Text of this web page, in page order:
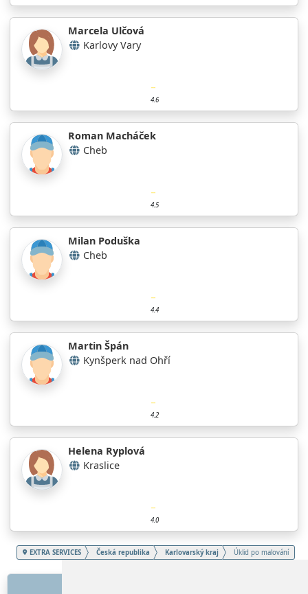
Marcela Ulčová
Karlovy Vary
4.6
Roman Macháček
Cheb
4.5
Milan Poduška
Cheb
4.4
Martin Špán
Kynšperk nad Ohří
4.2
Helena Ryplová
Kraslice
4.0
EXTRA SERVICES Česká republika Karlovarský kraj Úklid po malování